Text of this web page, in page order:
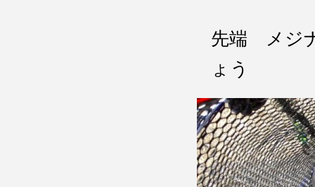
先端 メジ
ょう